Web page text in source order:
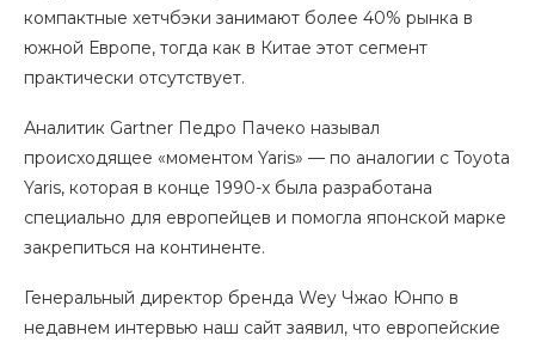
компактные хетчбэки занимают более 40% рынка в
южной Европе, тогда как в Китае этот сегмент
практически отсутствует.
Аналитик Gartner Педро Пачеко называл
происходящее «моментом Yaris» — по аналогии с Toyota
Yaris, которая в конце 1990-х была разработана
специально для европейцев и помогла японской марке
закрепиться на континенте.
Генеральный директор бренда Wey Чжао Юнпо в
недавнем интервью наш сайт заявил, что европейские